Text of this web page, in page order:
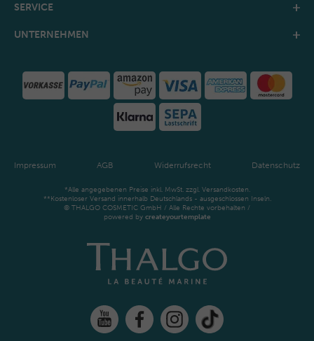
SERVICE
UNTERNEHMEN
Impressum AGB Widerrufsrecht Datenschutz
*Alle angegebenen Preise inkl. MwSt. zzgl. Versandkosten.
**Kostenloser Versand innerhalb Deutschlands - ausgeschlossen Inseln.
© THALGO COSMETIC GmbH / Alle Rechte vorbehalten /
powered by createyourtemplate